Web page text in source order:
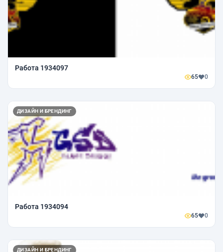
Работа 1934097
65 0
ДИЗАЙН И БРЕНДИНГ
Работа 1934094
65 0
ДИЗАЙН И БРЕНДИНГ